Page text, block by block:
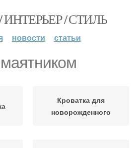
/ СТИЛЬ
новости статьи
Кроватка для
новорожденного